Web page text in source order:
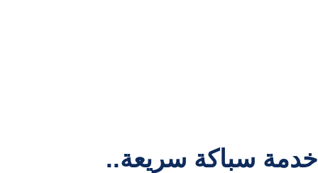
خدمة سباكة سريعة..